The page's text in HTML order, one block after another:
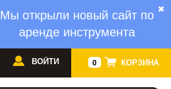
✖
Мы открыли новый сайт по
аренде инструмента
0 КОРЗИНА
ВОЙТИ